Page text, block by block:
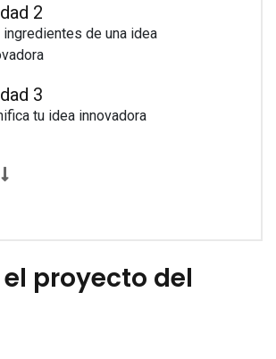
2
ingredientes de una idea
3
tu idea innovadora
proyecto del